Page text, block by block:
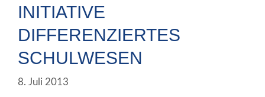
INITIATIVE
DIFFERENZIERTES
SCHULWESEN
8. Juli 2013